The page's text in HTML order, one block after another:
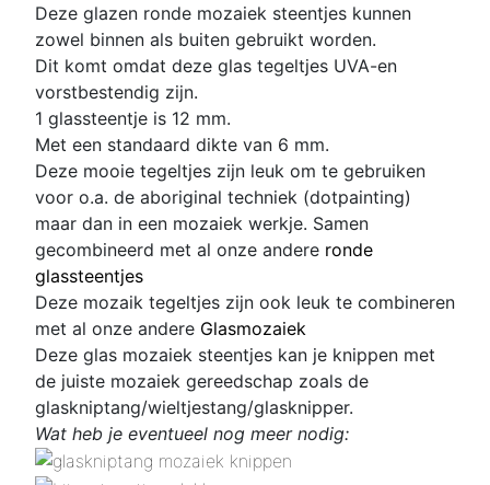
Deze glazen ronde mozaiek steentjes kunnen
zowel binnen als buiten gebruikt worden.
Dit komt omdat deze glas tegeltjes UVA-en
vorstbestendig zijn.
1 glassteentje is 12 mm.
Met een standaard dikte van 6 mm.
Deze mooie tegeltjes zijn leuk om te gebruiken
voor o.a. de aboriginal techniek (dotpainting)
maar dan in een mozaiek werkje. Samen
gecombineerd met al onze andere ronde
glassteentjes
Deze mozaik tegeltjes zijn ook leuk te combineren
met al onze andere Glasmozaiek
Deze glas mozaiek steentjes kan je knippen met
de juiste mozaiek gereedschap zoals de
glaskniptang/wieltjestang/glasknipper.
Wat heb je eventueel nog meer nodig: